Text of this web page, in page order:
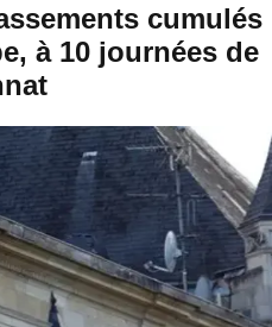
cumulés
à 10 journées de